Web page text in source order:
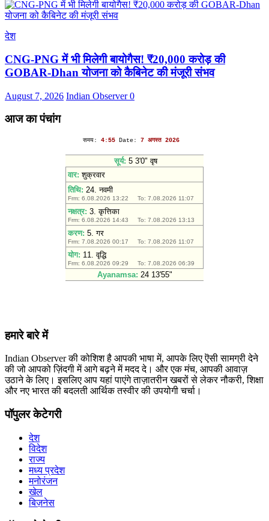
देश
CNG-PNG में भी मिलेगी बायोगैस! ₹20,000 करोड़ की
GOBAR-Dhan योजना को कैबिनेट की मंजूरी संभव
August 7, 2026 Indian Observer0
आज का पंचांग
हमारे बारे में
Indian Observer की कोशिश है आपकी भाषा में, आपके लिए ऎसी सामग्री देने
की जो आपको ज़िंदगी में आगे बढ़ने में मदद दे। और एक मंच, आपकी आवाज़
उठाने के लिए। इसलिए आप यहां पाएंगे ताज़ातरीन खबरों से लेकर नौकरी, शिक्षा
और नए भारत की बदलती आर्थिक तस्वीर की उपयोगी चर्चा।
पॉपुलर केटेगरी
देश
विदेश
राज्य
मध्य प्रदेश
मनोरंजन
खेल
बिज़नेस